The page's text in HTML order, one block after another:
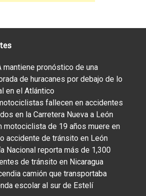
mantiene pronóstico de una
de huracanes por debajo de lo
en el Atlántico
fallecen en accidentes
en la Carretera Nueva a León
motociclista de 19 años muere en
accidente de tránsito en León
Nacional reporta más de 1,300
de tránsito en Nicaragua
camión que transportaba
escolar al sur de Estelí